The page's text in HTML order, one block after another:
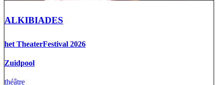
ALKIBIADES
het TheaterFestival 2026
Zuidpool
théâtre